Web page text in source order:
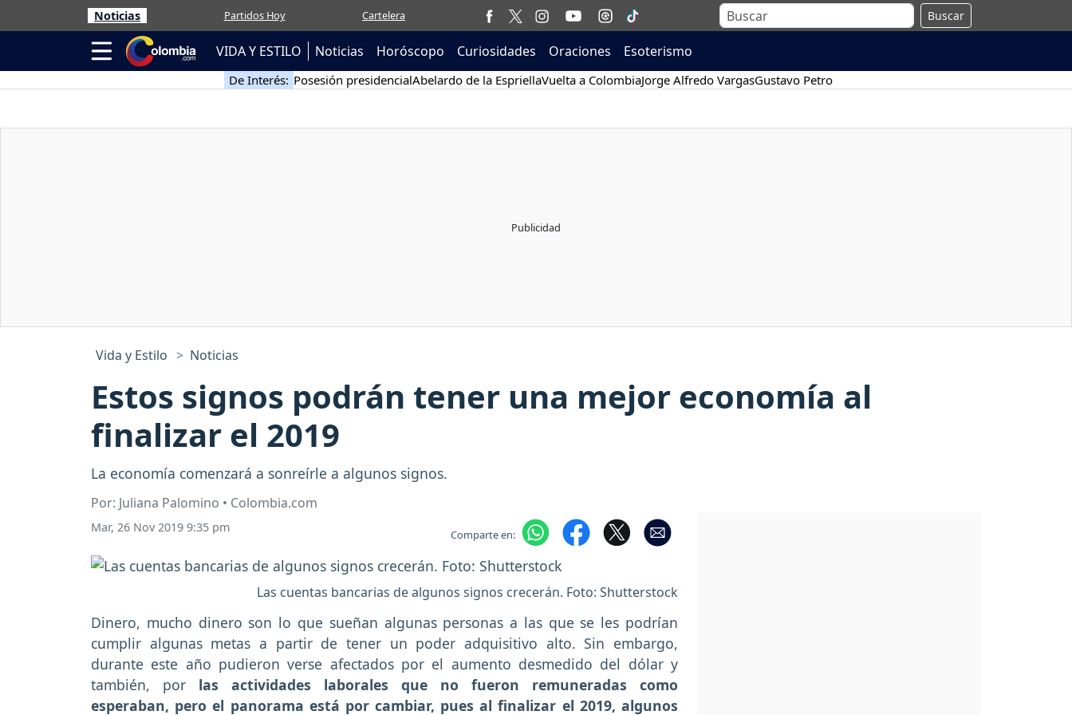
Noticias Partidos Hoy Cartelera Buscar
VIDA Y ESTILO Noticias Horóscopo Curiosidades Oraciones Esoterismo
De Interés: Posesión presidencialAbelardo de la EspriellaVuelta a ColombiaJorge Alfredo VargasGustavo Petro
Vida y Estilo Noticias
Estos signos podrán tener una mejor economía al
finalizar el 2019
La economía comenzará a sonreírle a algunos signos.
Por: Juliana Palomino • Colombia.com
Mar, 26 Nov 2019 9:35 pm Comparte en:
Las cuentas bancarias de algunos signos crecerán. Foto: Shutterstock
Dinero, mucho dinero son lo que sueñan algunas personas a las que se les podrían
cumplir algunas metas a partir de tener un poder adquisitivo alto. Sin embargo,
durante este año pudieron verse afectados por el aumento desmedido del dólar y
también, por las actividades laborales que no fueron remuneradas como
esperaban, pero el panorama está por cambiar, pues al finalizar el 2019, algunos